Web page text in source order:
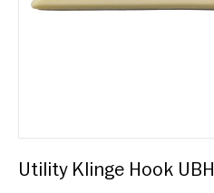
Utility Klinge Hook UBH